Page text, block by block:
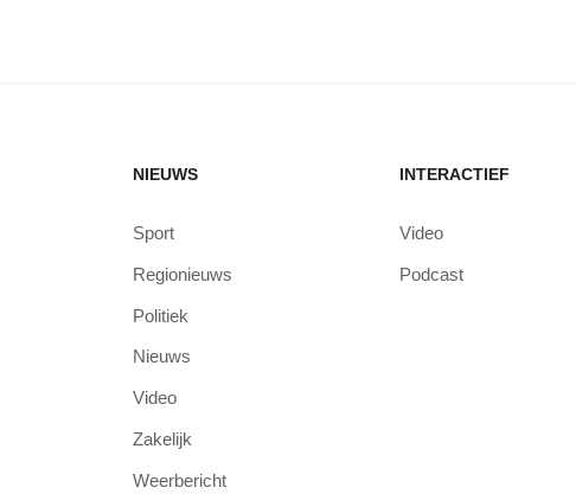
NIEUWS
Sport
Regionieuws
Politiek
Nieuws
Video
Zakelijk
Weerbericht
INTERACTIEF
Video
Podcast